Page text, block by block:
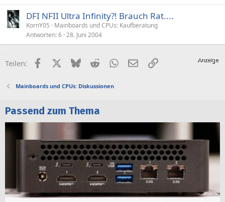
DFI NFII Ultra Infinity?! Brauch Rat....
KornY05
Mainboards und CPUs: Kaufberatung
Antworten 6 28. Juni 2004
Teilen: FacebookX (Twitter)
BlueskyRedditWhatsApp
E-MailLink
Mainboards und CPUs: Diskussionen
Passend zum Thema